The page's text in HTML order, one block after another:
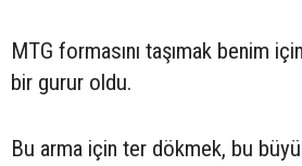
MTG formasını taşımak benim
bir gurur oldu.
Bu arma için ter dökmek, bu